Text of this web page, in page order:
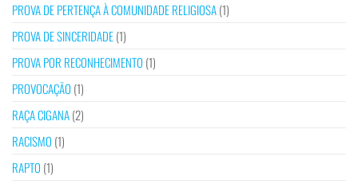
PROVA DE PERTENÇA À COMUNIDADE RELIGIOSA(1)
PROVA DE SINCERIDADE(1)
PROVA POR RECONHECIMENTO (1)
PROVOCAÇÃO (1)
RAÇA CIGANA(2)
RACISMO (1)
RAPTO (1)